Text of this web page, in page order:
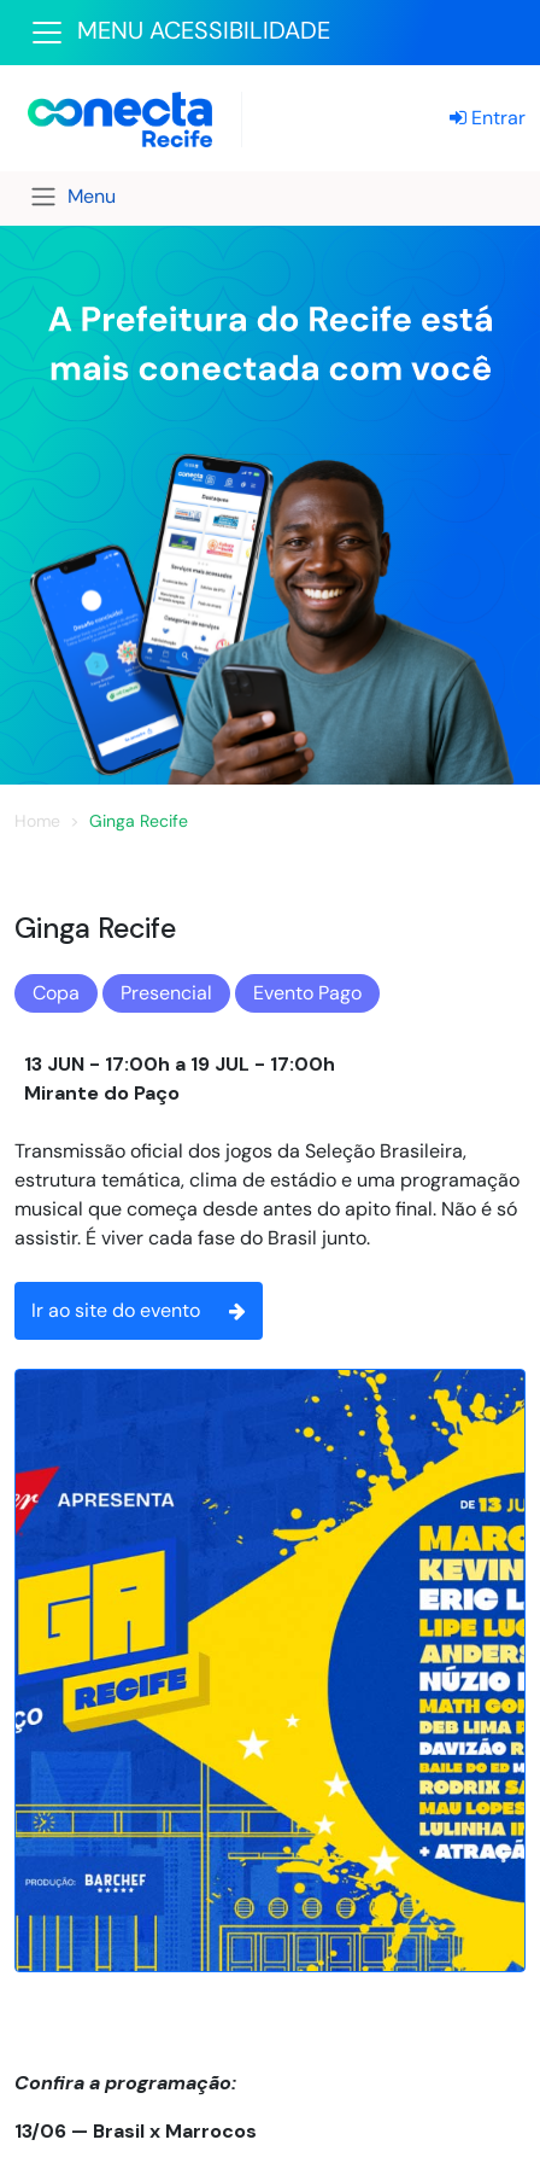
MENU ACESSIBILIDADE
Entrar
Menu
Home Ginga Recife
Ginga Recife
Copa Presencial Evento Pago
13 JUN - 17:00h a 19 JUL - 17:00h
Mirante do Paço
Transmissão oficial dos jogos da Seleção Brasileira,
estrutura temática, clima de estádio e uma programação
musical que começa desde antes do apito final. Não é só
assistir. É viver cada fase do Brasil junto.
Ir ao site do evento
Confira a programação:
13/06 — Brasil x Marrocos